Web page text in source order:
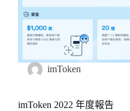
imToken
imToken 2022 年度報告